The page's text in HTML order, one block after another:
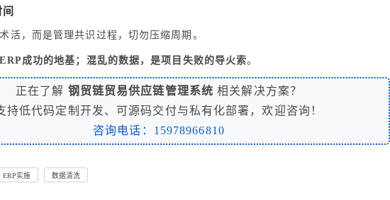
活，而是管理共识过程，切勿压缩周期。
成功的地基；混乱的数据，是项目失败的导火索。
正在了解 钢贸链贸易供应链管理系统 相关解决方案？
持低代码定制开发、可源码交付与私有化部署，欢迎咨询！
咨询电话：15978966810
ERP实施 数据清洗